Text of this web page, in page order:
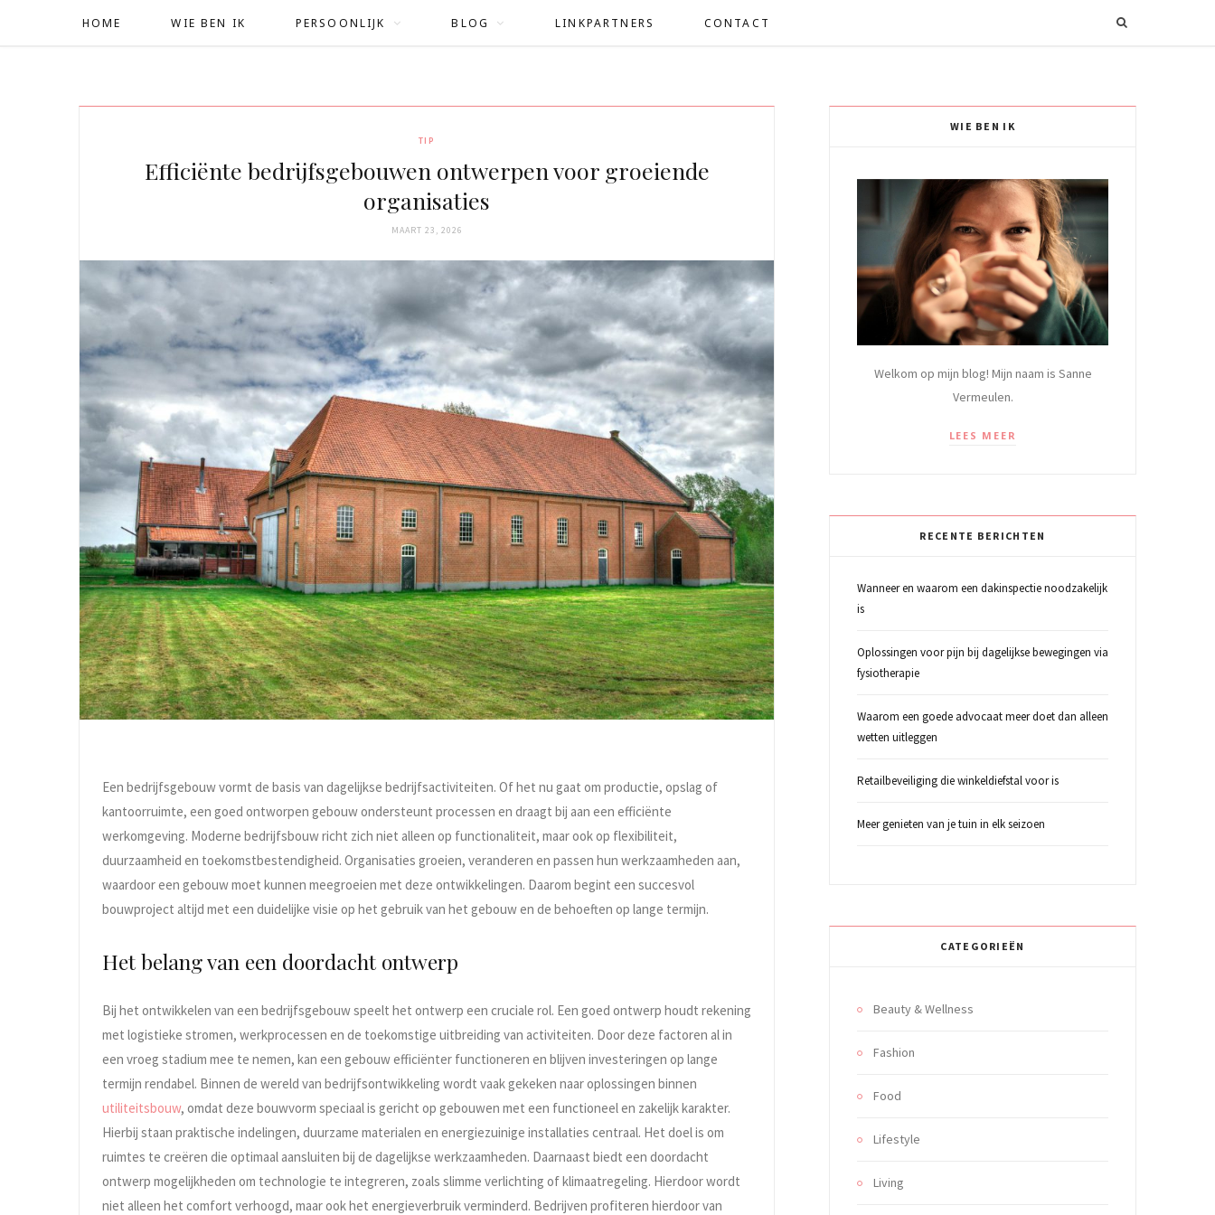
HOME WIE BEN IK PERSOONLIJK BLOG LINKPARTNERS CONTACT
TIP
Efficiënte bedrijfsgebouwen ontwerpen voor groeiende
organisaties
MAART 23, 2026
Een bedrijfsgebouw vormt de basis van dagelijkse bedrijfsactiviteiten. Of het nu gaat om productie, opslag of
kantoorruimte, een goed ontworpen gebouw ondersteunt processen en draagt bij aan een efficiënte
werkomgeving. Moderne bedrijfsbouw richt zich niet alleen op functionaliteit, maar ook op flexibiliteit,
duurzaamheid en toekomstbestendigheid. Organisaties groeien, veranderen en passen hun werkzaamheden aan,
waardoor een gebouw moet kunnen meegroeien met deze ontwikkelingen. Daarom begint een succesvol
bouwproject altijd met een duidelijke visie op het gebruik van het gebouw en de behoeften op lange termijn.
Het belang van een doordacht ontwerp
Bij het ontwikkelen van een bedrijfsgebouw speelt het ontwerp een cruciale rol. Een goed ontwerp houdt rekening
met logistieke stromen, werkprocessen en de toekomstige uitbreiding van activiteiten. Door deze factoren al in
een vroeg stadium mee te nemen, kan een gebouw efficiënter functioneren en blijven investeringen op lange
termijn rendabel. Binnen de wereld van bedrijfsontwikkeling wordt vaak gekeken naar oplossingen binnen
utiliteitsbouw, omdat deze bouwvorm speciaal is gericht op gebouwen met een functioneel en zakelijk karakter.
Hierbij staan praktische indelingen, duurzame materialen en energiezuinige installaties centraal. Het doel is om
ruimtes te creëren die optimaal aansluiten bij de dagelijkse werkzaamheden. Daarnaast biedt een doordacht
ontwerp mogelijkheden om technologie te integreren, zoals slimme verlichting of klimaatregeling. Hierdoor wordt
niet alleen het comfort verhoogd, maar ook het energieverbruik verminderd. Bedrijven profiteren hierdoor van
WIE BEN IK
Welkom op mijn blog! Mijn naam is Sanne
Vermeulen.
LEES MEER
RECENTE BERICHTEN
Wanneer en waarom een dakinspectie noodzakelijk
is
Oplossingen voor pijn bij dagelijkse bewegingen via
fysiotherapie
Waarom een goede advocaat meer doet dan alleen
wetten uitleggen
Retailbeveiliging die winkeldiefstal voor is
Meer genieten van je tuin in elk seizoen
CATEGORIEËN
Beauty & Wellness
Fashion
Food
Lifestyle
Living